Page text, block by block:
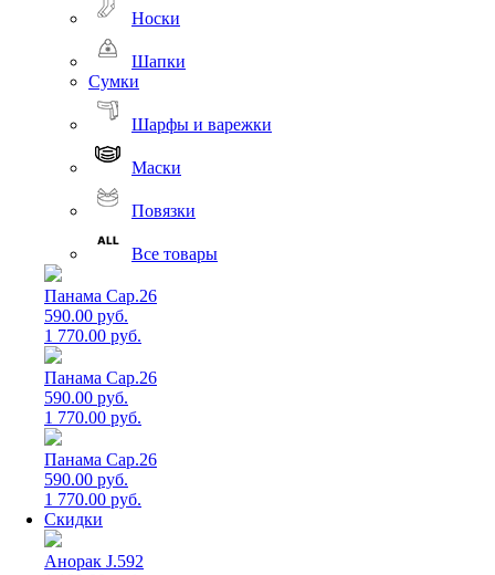
Носки
Шапки
Сумки
Шарфы и варежки
Маски
Повязки
Все товары
Панама Cap.26
590.00 руб.
1 770.00 руб.
Панама Cap.26
590.00 руб.
1 770.00 руб.
Панама Cap.26
590.00 руб.
1 770.00 руб.
Скидки
Анорак J.592